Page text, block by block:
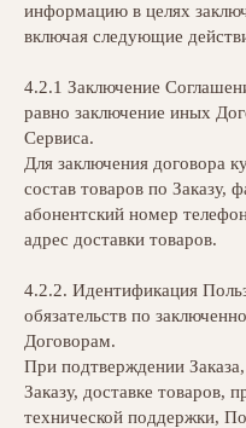
информацию в целях
включая следующие
4.2.1 Заключение
равно заключение иных
Сервиса.
Для заключения договора
состав товаров по Заказу,
абонентский номер
адрес доставки товаров.
4.2.2. Идентификация
обязательств по
Договорам.
При подтверждении
Заказу, доставке товаров,
технической поддержки,